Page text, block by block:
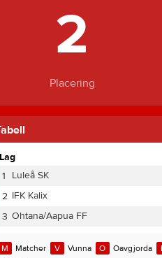
2
Placering
Lag
1
Luleå SK
2 IFK Kalix
3 Ohtana/Aapua FF
M Matcher V Vunna O Oavgjorda